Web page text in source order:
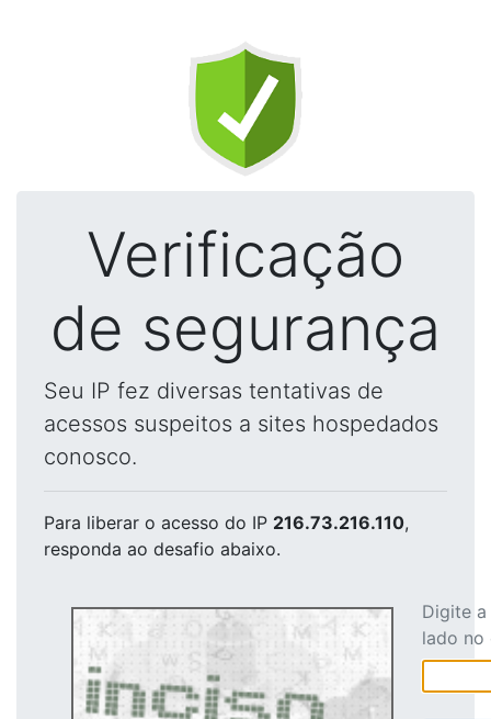
Verificação
de segurança
Seu IP fez diversas tentativas de
acessos suspeitos a sites hospedados
conosco.
Para liberar o acesso do IP 216.73.216.110,
responda ao desafio abaixo.
Digite
lado no